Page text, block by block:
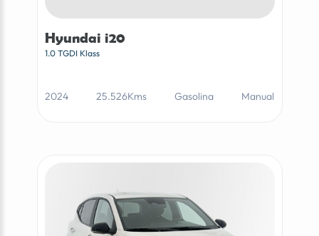
Hyundai i20
1.0 TGDI Klass
2024 25.526Kms Gasolina Manual